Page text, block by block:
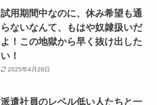
試用期間中なのに、休み希望も通
らないなんて、もはや奴隷扱いだ
よ！この地獄から早く抜け出した
い！
2025年4月28日
派遣社員のレベル低い人たちと一